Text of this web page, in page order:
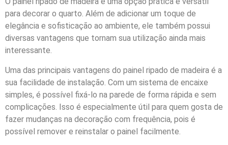
para decorar o quarto. Além de adicionar um toque de
elegância e sofisticação ao ambiente, ele também possui
diversas vantagens que tornam sua utilização ainda mais
interessante.
Uma das principais vantagens do painel ripado de madeira é a
sua facilidade de instalação. Com um sistema de encaixe
simples, é possível fixá-lo na parede de forma rápida e sem
complicações. Isso é especialmente útil para quem gosta de
fazer mudanças na decoração com frequência, pois é
possível remover e reinstalar o painel facilmente.